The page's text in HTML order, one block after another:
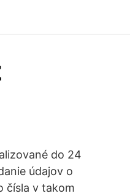
do 24
údajov o
čísla v takom